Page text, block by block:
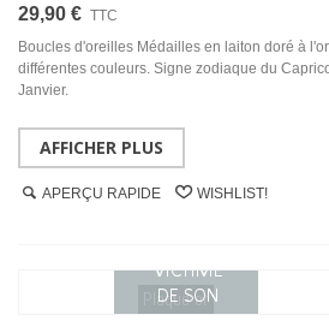
29,90 € TTC
Boucles d'oreilles Médailles en laiton doré à
différentes couleurs. Signe zodiaque du
Janvier.
AFFICHER PLUS
APERÇU RAPIDE WISHLIST!
Plaqué or